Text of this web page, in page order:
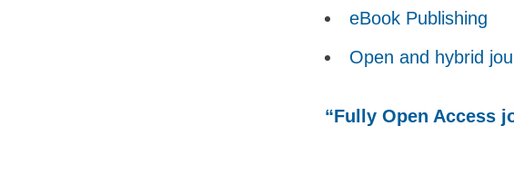
eBook Publishing
Open and hybrid
“Fully Open Access